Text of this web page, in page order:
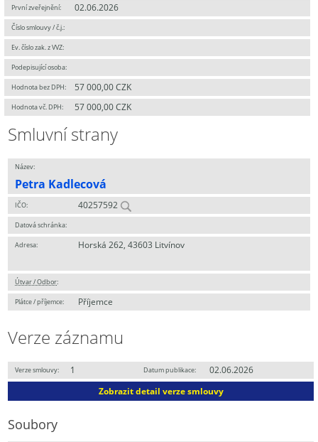
První zveřejnění: 02.06.2026
Číslo smlouvy / č.j.:
Ev. číslo zak. z VVZ:
Podepisující osoba:
Hodnota bez DPH: 57 000,00 CZK
Hodnota vč. DPH: 57 000,00 CZK
Smluvní strany
Název:
Petra Kadlecová
IČO: 40257592
Datová schránka:
Adresa: Horská 262, 43603 Litvínov
Útvar / Odbor:
Plátce / příjemce: Příjemce
Verze záznamu
Verze smlouvy: 1 Datum publikace:
02.06.2026
Zobrazit detail verze smlouvy
Soubory